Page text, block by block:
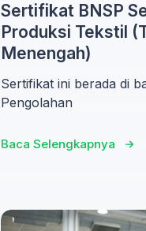
Sertifikat BNSP
Produksi Tekstil
Menengah)
Sertifikat ini berada di
Pengolahan
Baca Selengkapnya